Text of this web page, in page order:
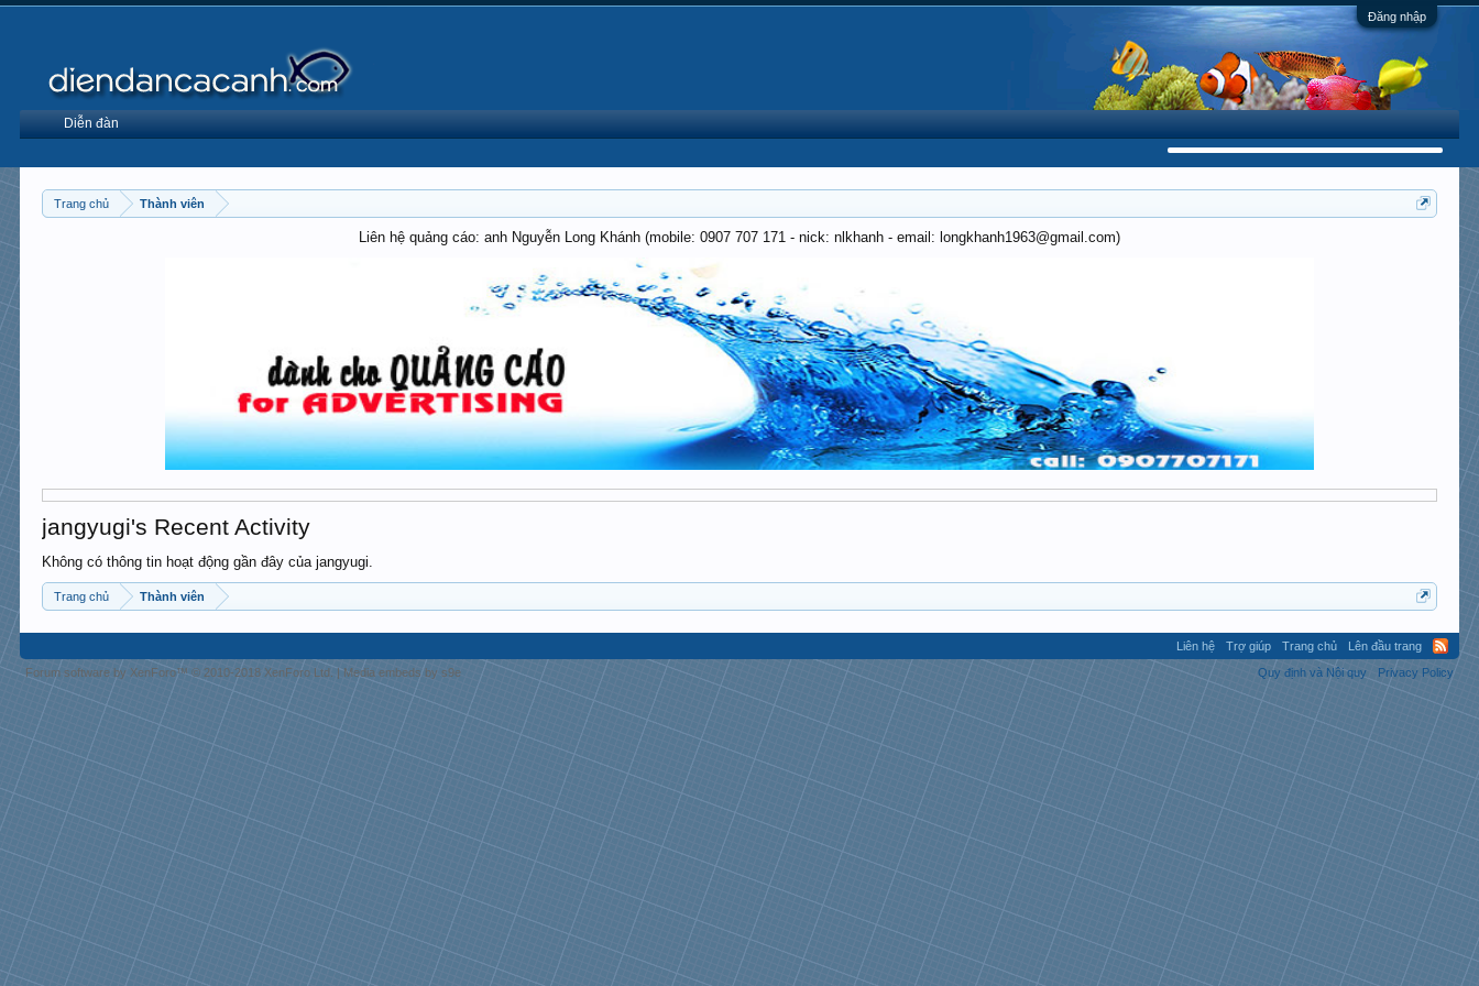
Đăng nhập
Trang chủ Thành viên
Liên hệ quảng cáo: anh Nguyễn Long Khánh (mobile: 0907 707 171 - nick: nlkhanh - email: longkhanh1963@gmail.com)
jangyugi's Recent Activity
Không có thông tin hoạt động gần đây của jangyugi.
Trang chủ Thành viên
Diễn đàn
Liên hệ Trợ giúp Trang chủ
Lên đầu trang
Quy định và Nội quy
Privacy Policy
Forum software by XenForo™© 2010-2018 XenForo Ltd. | Media embeds by s9e